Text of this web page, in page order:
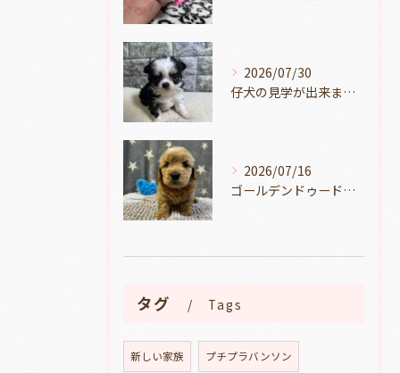
2026/07/30
仔犬の見学が出来ます🐶岐阜県養老町のブリーダーワンダフルパピーです。
2026/07/16
ゴールデンドゥードルの仔犬の見学が出来ます🐶🐶🐶岐阜県養老町のブリーダーワンダフルパピーです。
タグ Tags
新しい家族 プチプラバンソン